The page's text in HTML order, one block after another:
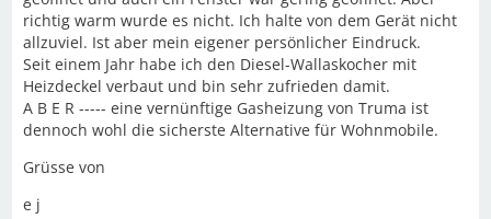
richtig warm wurde es nicht. Ich halte von dem Gerät nicht
allzuviel. Ist aber mein eigener persönlicher Eindruck.
Seit einem Jahr habe ich den Diesel-Wallaskocher mit
Heizdeckel verbaut und bin sehr zufrieden damit.
A B E R ----- eine vernünftige Gasheizung von Truma ist
dennoch wohl die sicherste Alternative für Wohnmobile.
Grüsse von
e j